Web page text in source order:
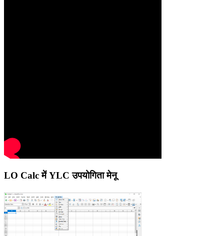
LO Calc में YLC उपयोगिता मेनू